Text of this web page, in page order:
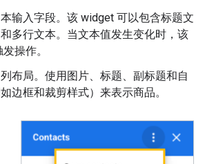
本输入字段。该 widget 可以包含标题文
多行文本。当文本值发生变化时，该
操作。
布局。使用图片、标题、副标题和自
边框和裁剪样式）来表示商品。